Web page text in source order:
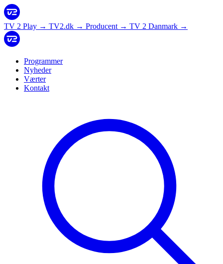
TV 2 Play → TV2.dk → Producent → TV 2 Danmark →
Programmer
Nyheder
Værter
Kontakt